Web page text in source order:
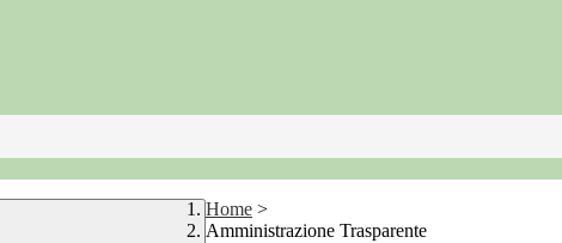
Home >
Amministrazione Trasparente